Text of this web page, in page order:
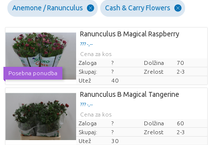
Anemone / Ranunculus Cash & Carry Flowers
Posebna ponudba
Ranunculus B Magical Raspberry
??? -,--
Cena za kos
Zaloga
? Dolžina
70
Skupaj:
? Zrelost
2-3
Utež
40
Ranunculus B Magical Tangerine
??? -,--
Cena za kos
Zaloga
? Dolžina
60
Skupaj:
? Zrelost
2-3
Utež
30